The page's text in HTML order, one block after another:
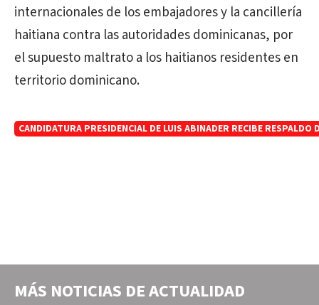
internacionales de los embajadores y la cancillería
haitiana contra las autoridades dominicanas, por
el supuesto maltrato a los haitianos residentes en
territorio dominicano.
CANDIDATURA PRESIDENCIAL DE LUIS ABINADER RECIBE
MÁS NOTICIAS DEACTUALIDAD